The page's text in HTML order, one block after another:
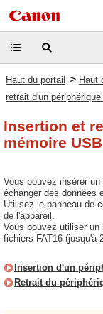
Haut du portail > Haut
retrait d'un
Insertion et
mémoire USB
Vous pouvez insérer
échanger des données
Utilisez le panneau de
de l'appareil.
Vous pouvez utiliser
fichiers FAT16 (jusqu'à
Insertion d'un
Retrait du